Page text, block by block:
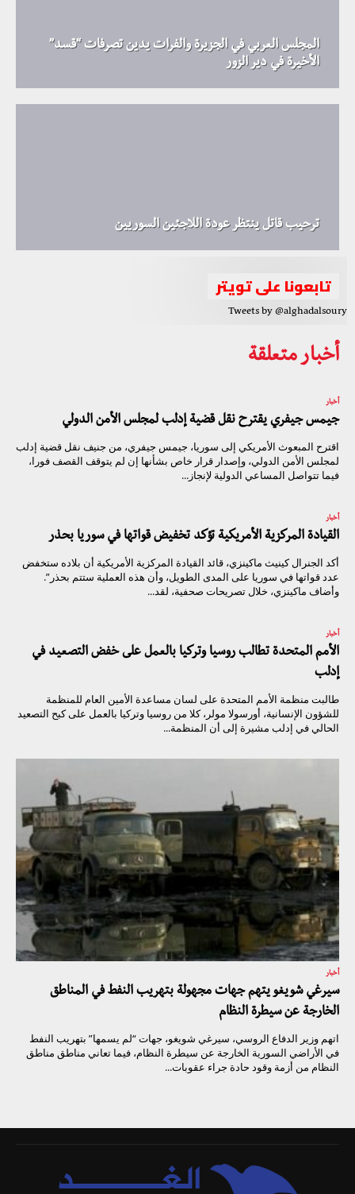
المجلس العربي في الجزيرة والفرات يدين تصرفات “قسد”
الأخيرة في دير الزور
ترحيب قاتل ينتظر عودة اللاجئين السوريين
تابعونا على تويتر
Tweets by @alghadalsoury
أخبار متعلقة
أخبار
جيمس جيفري يقترح نقل قضية إدلب لمجلس الأمن الدولي
اقترح المبعوث الأمريكي إلى سوريا، جيمس جيفري، من جنيف نقل قضية إدلب
لمجلس الأمن الدولي، وإصدار قرار خاص بشأنها إن لم يتوقف القصف فورا،
فيما تتواصل المساعي الدولية لإنجاز...
أخبار
القيادة المركزية الأمريكية تؤكد تخفيض قواتها في سوريا بحذر
أكد الجنرال كينيث ماكينزي، قائد القيادة المركزية الأمريكية أن بلاده ستخفض
عدد قواتها في سوريا على المدى الطويل، وأن هذه العملية ستتم بحذر”.
وأضاف ماكينزي، خلال تصريحات صحفية، لقد...
أخبار
الأمم المتحدة تطالب روسيا وتركيا بالعمل على خفض التصعيد في
إدلب
طالبت منظمة الأمم المتحدة على لسان مساعدة الأمين العام للمنظمة
للشؤون الإنسانية، أورسولا مولر، كلا من روسيا وتركيا بالعمل على كبح التصعيد
الحالي في إدلب مشيرة إلى أن المنظمة...
أخبار
سيرغي شويغو يتهم جهات مجهولة بتهريب النفط في المناطق
الخارجة عن سيطرة النظام
اتهم وزير الدفاع الروسي، سيرغي شويغو، جهات “لم يسمها” بتهريب النفط
في الأراضي السورية الخارجة عن سيطرة النظام، فيما تعاني مناطق مناطق
النظام من أزمة وقود حادة جراء عقوبات...